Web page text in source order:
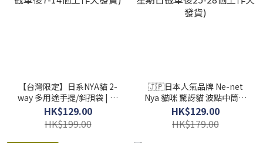
【台灣限定】日系NYA貓 2-
way 多用途手提/斜孭袋 | 防
燙杯套 | 水壺袋 (逢星期日截
單後7-14個工作天發貨)
HK$129.00
HK$199.00
🇯🇵日本人氣品牌 Ne-net
Nya 貓咪 驚訝貓 波點中筒襪
子 | 一套三對 | 每款各一 (逢
星期日截單後25-28個工作
天發貨)
HK$129.00
HK$179.00